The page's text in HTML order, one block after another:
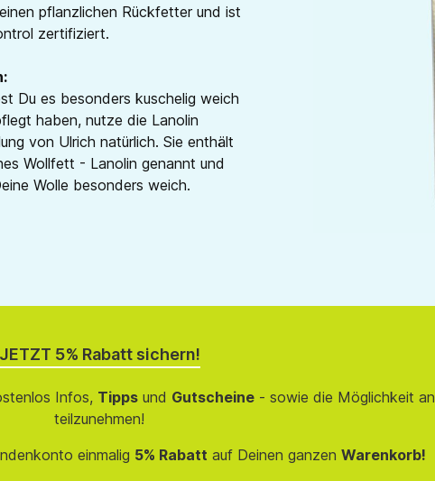
pflanzlichen Rückfetter und ist
zertifiziert.
Du es besonders kuschelig weich
haben, nutze die Lanolin
von Ulrich natürlich. Sie enthält
Wollfett - Lanolin genannt und
Wolle besonders weich.
JETZT 5% Rabatt sichern!
Infos, Tippsund Gutscheine- sowie die Möglichkeit an
teilzunehmen!
einmalig 5% Rabatt auf Deinen ganzen Warenkorb!